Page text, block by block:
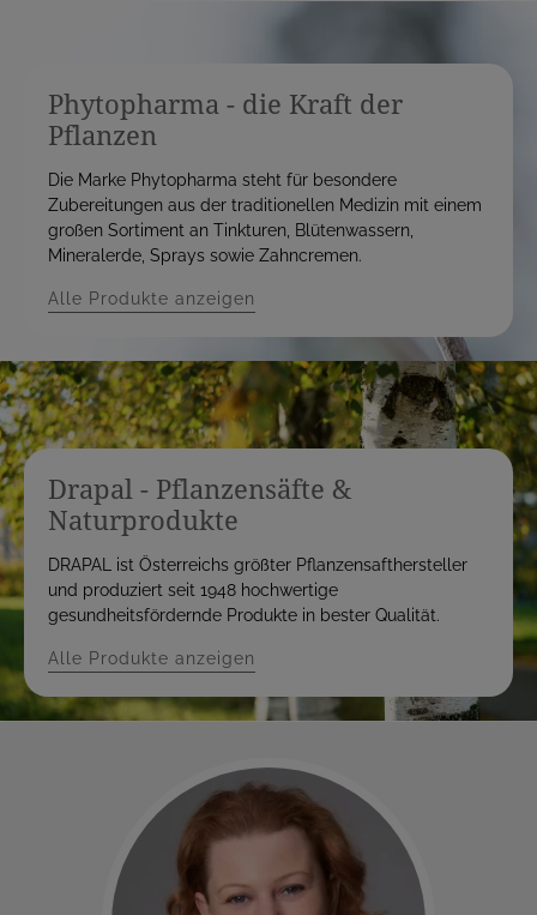
Phytopharma - die Kraft der
Pflanzen
Die Marke Phytopharma steht für besondere
Zubereitungen aus der traditionellen Medizin mit einem
großen Sortiment an Tinkturen, Blütenwassern,
Mineralerde, Sprays sowie Zahncremen.
Alle Produkte anzeigen
Drapal - Pflanzensäfte &
Naturprodukte
DRAPAL ist Österreichs größter Pflanzensafthersteller
und produziert seit 1948 hochwertige
gesundheitsfördernde Produkte in bester Qualität.
Alle Produkte anzeigen